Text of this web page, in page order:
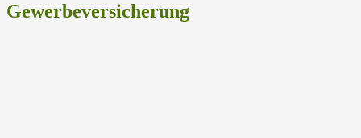
Gewerbeversicherung